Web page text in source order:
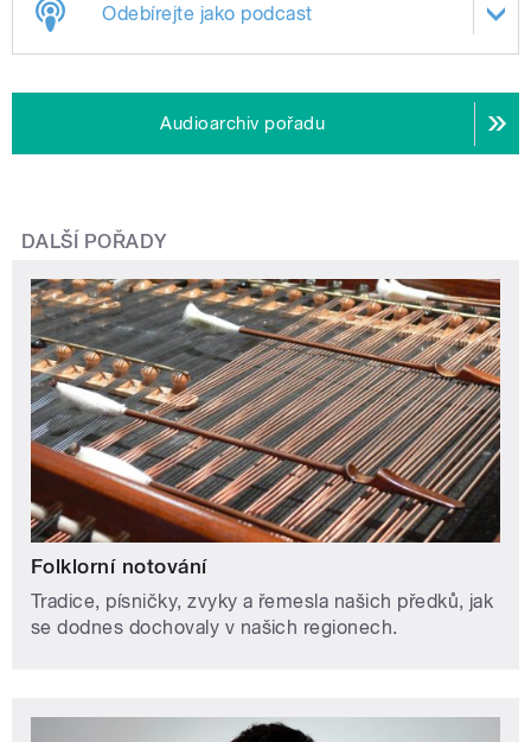
Odebírejte jako podcast
Audioarchiv pořadu
DALŠÍ POŘADY
Folklorní notování
Tradice, písničky, zvyky a řemesla našich předků, jak
se dodnes dochovaly v našich regionech.